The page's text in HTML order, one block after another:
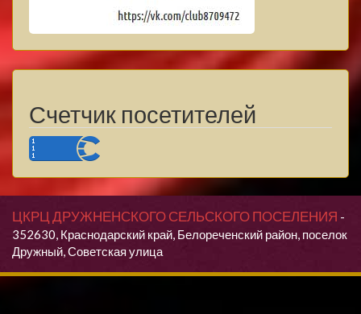
Счетчик посетителей
ЦКРЦ ДРУЖНЕНСКОГО СЕЛЬСКОГО ПОСЕЛЕНИЯ -
352630, Краснодарский край, Белореченский район, поселок
Дружный, Советская улица